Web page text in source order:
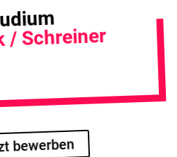
/ Schreiner
bewerben